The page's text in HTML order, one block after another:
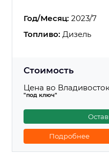
Год/Месяц: 2023/7
Топливо: Дизель
Стоимость
Цена во
"под ключ"
Подробнее